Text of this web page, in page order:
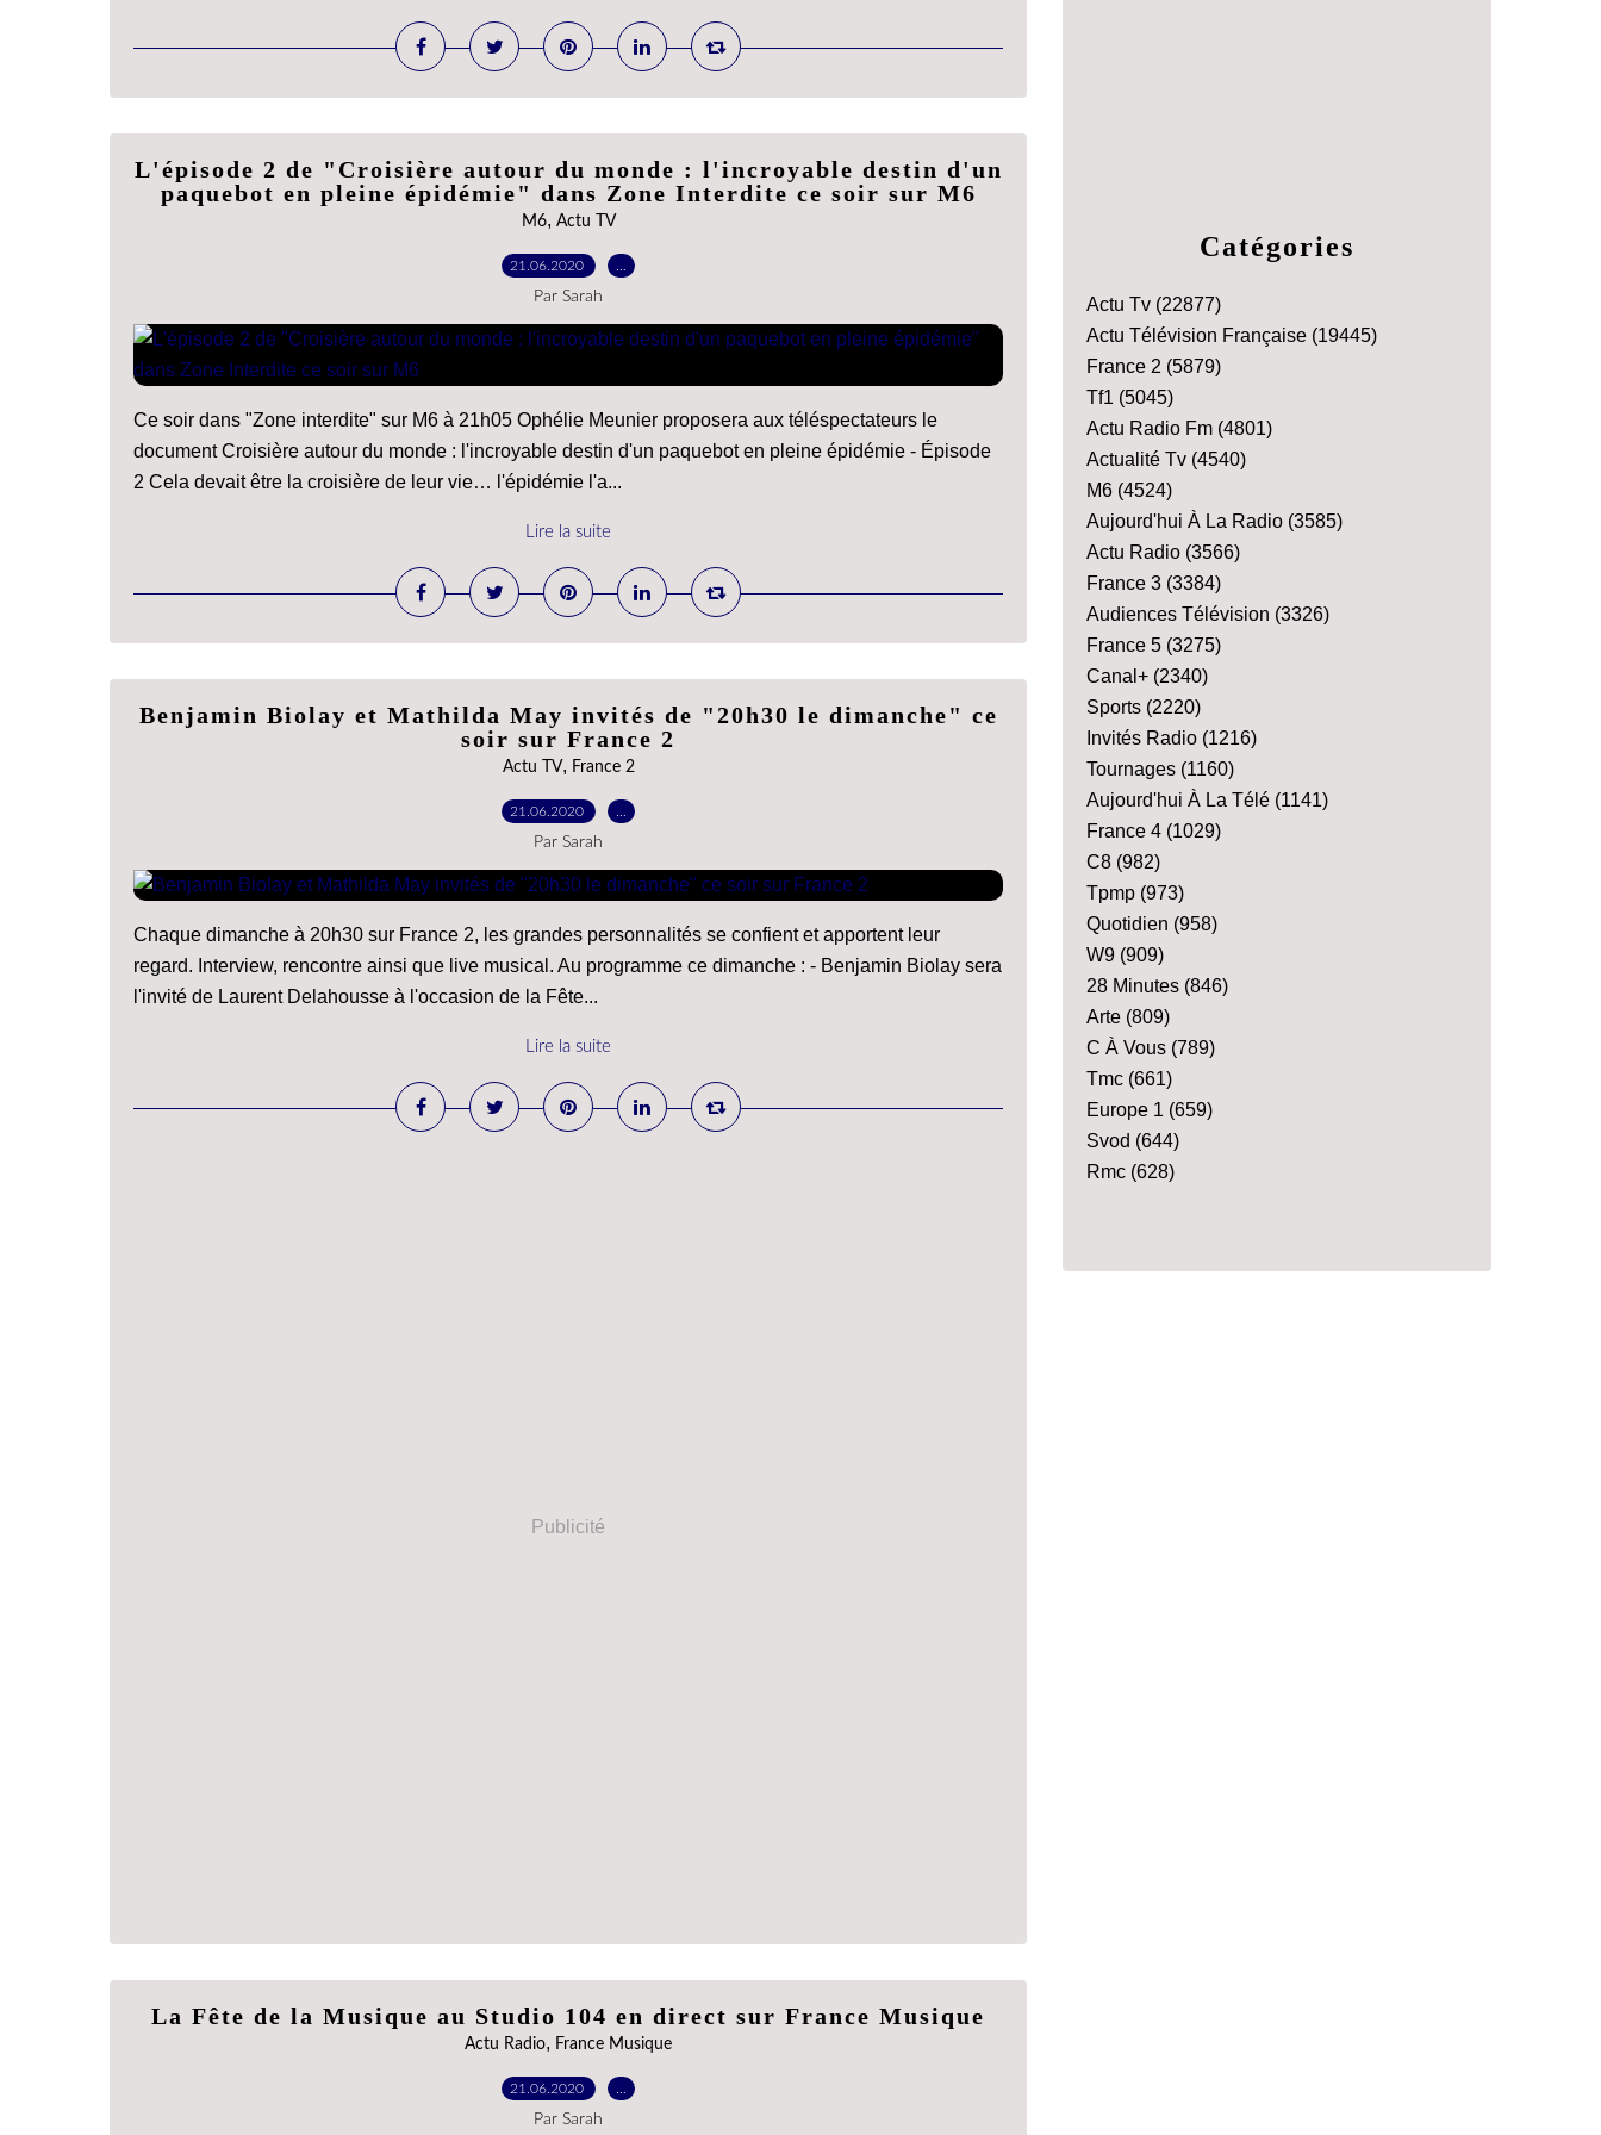
L'épisode 2 de "Croisière autour du monde : l'incroyable destin d'un
paquebot en pleine épidémie" dans Zone Interdite ce soir sur M6
M6, Actu TV
21.06.2020
Par Sarah
Ce soir dans "Zone interdite" sur M6 à 21h05 Ophélie Meunier proposera aux téléspectateurs le
document Croisière autour du monde : l'incroyable destin d'un paquebot en pleine épidémie - Épisode
2 Cela devait être la croisière de leur vie… l'épidémie l'a...
Lire la suite
Benjamin Biolay et Mathilda May invités de "20h30 le dimanche" ce
soir sur France 2
Actu TV, France 2
21.06.2020
Par Sarah
Chaque dimanche à 20h30 sur France 2, les grandes personnalités se confient et apportent leur
regard. Interview, rencontre ainsi que live musical. Au programme ce dimanche : - Benjamin Biolay sera
l'invité de Laurent Delahousse à l'occasion de la Fête...
Lire la suite
Publicité
La Fête de la Musique au Studio 104 en direct sur France Musique
Actu Radio, France Musique
21.06.2020
Par Sarah
Catégories
Actu Tv (22877)
Actu Télévision Française (19445)
France 2 (5879)
Tf1 (5045)
Actu Radio Fm (4801)
Actualité Tv (4540)
M6 (4524)
Aujourd'hui À La Radio (3585)
Actu Radio (3566)
France 3 (3384)
Audiences Télévision (3326)
France 5 (3275)
Canal+ (2340)
Sports (2220)
Invités Radio (1216)
Tournages (1160)
Aujourd'hui À La Télé (1141)
France 4 (1029)
C8 (982)
Tpmp (973)
Quotidien (958)
W9 (909)
28 Minutes (846)
Arte (809)
C À Vous (789)
Tmc (661)
Europe 1 (659)
Svod (644)
Rmc (628)